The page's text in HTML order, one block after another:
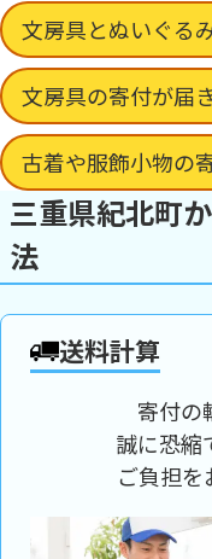
文房具とぬいぐる
文房具の寄付が届
古着や服飾小物の
三重県紀北町
法
送料計算
寄付の
誠に恐縮
ご負担を